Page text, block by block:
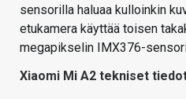
sensorilla haluaa kulloinkin
etukamera käyttää toisen
megapikselin IMX376-
Xiaomi Mi A2 tekniset